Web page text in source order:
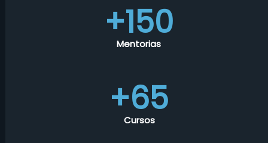
+150
Mentorias
+65
Cursos